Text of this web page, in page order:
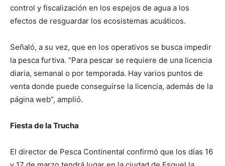
control y fiscalización en los espejos de agua a los
efectos de resguardar los ecosistemas acuáticos.
Señaló, a su vez, que en los operativos se busca impedir
la pesca furtiva. “Para pescar se requiere de una licencia
diaria, semanal o por temporada. Hay varios puntos de
venta donde puede conseguirse la licencia, además de la
página web”, amplió.
Fiesta de la Trucha
El director de Pesca Continental confirmó que los días 16